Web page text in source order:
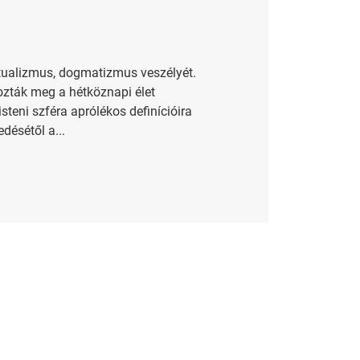
dogmatizmus veszélyét.
meg a hétköznapi élet
szféra aprólékos definícióira
a...